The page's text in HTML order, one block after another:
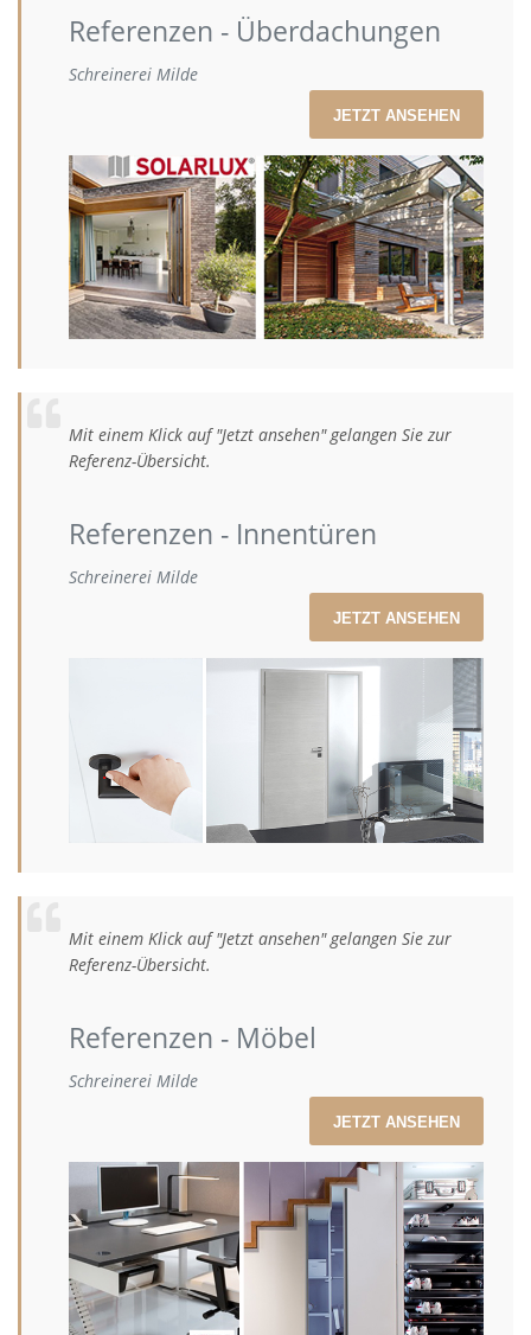
Referenzen - Überdachungen
Schreinerei Milde
JETZT ANSEHEN
Mit einem Klick auf "Jetzt ansehen" gelangen Sie zur
Referenz-Übersicht.
Referenzen - Innentüren
Schreinerei Milde
JETZT ANSEHEN
Mit einem Klick auf "Jetzt ansehen" gelangen Sie zur
Referenz-Übersicht.
Referenzen - Möbel
Schreinerei Milde
JETZT ANSEHEN